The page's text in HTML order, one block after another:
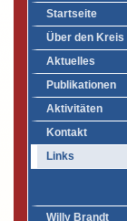
Startseite
Über den Kreis
Aktuelles
Publikationen
Aktivitäten
Kontakt
Links
Willy Brandt